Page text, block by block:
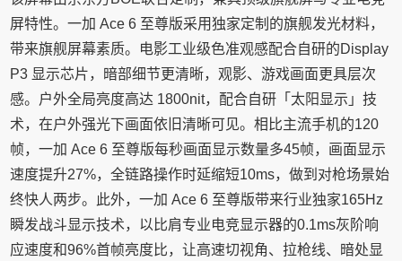
屏特性。一加 Ace 6 至尊版采用独家定制的旗舰发光材料，
带来旗舰屏幕素质。电影工业级色准观感配合自研的Display
P3 显示芯片，暗部细节更清晰，观影、游戏画面更具层次
感。户外全局亮度高达 1800nit，配合自研「太阳显示」技
术，在户外强光下画面依旧清晰可见。相比主流手机的120
帧，一加 Ace 6 至尊版每秒画面显示数量多45帧，画面显示
速度提升27%，全链路操作时延缩短10ms，做到对枪场景始
终快人两步。此外，一加 Ace 6 至尊版带来行业独家165Hz
瞬发战斗显示技术，以比肩专业电竞显示器的0.1ms灰阶响
应速度和96%首帧亮度比，让高速切视角、拉枪线、暗处显